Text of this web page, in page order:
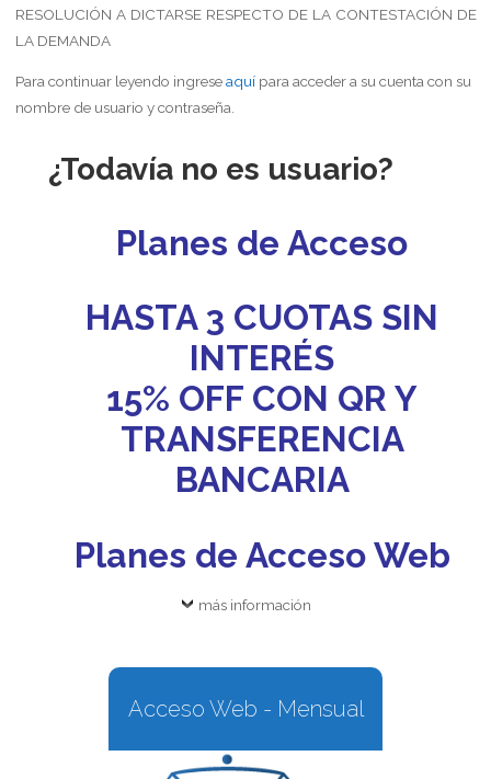
RESOLUCIÓN A DICTARSE RESPECTO DE LA CONTESTACIÓN DE
LA DEMANDA
Para continuar leyendo ingreseaquípara acceder a su cuenta con su
nombre de usuario y contraseña.
¿Todavía no es usuario?
Planes de Acceso
HASTA 3 CUOTAS SIN
INTERÉS
15% OFF CON QR Y
TRANSFERENCIA
BANCARIA
Planes de Acceso Web
más información
Acceso Web - Mensual